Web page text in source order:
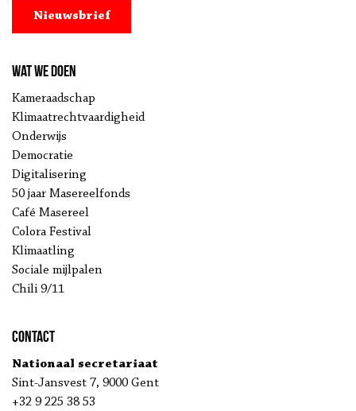
Nieuwsbrief
Wat we doen
Kameraadschap
Klimaatrechtvaardigheid
Onderwijs
Democratie
Digitalisering
50 jaar Masereelfonds
Café Masereel
Colora Festival
Klimaatling
Sociale mijlpalen
Chili 9/11
Contact
Nationaal secretariaat
Sint-Jansvest 7, 9000 Gent
+32 9 225 38 53